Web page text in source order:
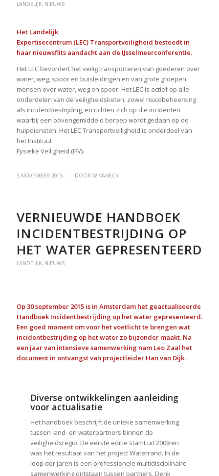
LANDELIJK, NIEUWS
Het Landelijk
Expertisecentrum (LEC) Transportveiligheid besteedt in
haar nieuwsflitsaandacht aan de IJsselmeerconferentie.
Het LEC bevordert het veilig transporteren van goederen over
water, weg, spoor en buisleidingen en van grote groepen
mensen over water, weg en spoor. Het LEC is actief op alle
onderdelen van de veiligheidsketen, zowel risicobeheersing
als incidentbestrijding, en richten zich op die incidenten
waarbij een bovengemiddeld beroep wordt gedaan op de
hulpdiensten. Het LEC Transportveiligheid is onderdeel van
het Instituut
Fysieke Veiligheid (IFV).
3 NOVEMBER 2015 / DOOR W.VANECK
VERNIEUWDE HANDBOEK
INCIDENTBESTRIJDING OP
HET WATER GEPRESENTEERD
LANDELIJK, NIEUWS
Op 30 september 2015 is in Amsterdam het geactualiseerde
Handboek Incidentbestrijding op het water gepresenteerd.
Een goed moment om voor het voetlicht te brengen wat
incidentbestrijding op het water zo bijzonder maakt. Na
een jaar van intensieve samenwerking nam Leo Zaal het
document in ontvangst van projectleider Han van Dijk.
Diverse ontwikkelingen aanleiding
voor actualisatie
Het handboek beschrijft de unieke samenwerking
tussen land- en waterpartners binnen de
veiligheidsregio. De eerste editie stamt uit 2009 en
was het resultaat van het project Waterrand. In de
loop der jaren is een professionele multidisciplinaire
samenwerking ontstaan tussen partners. Denk